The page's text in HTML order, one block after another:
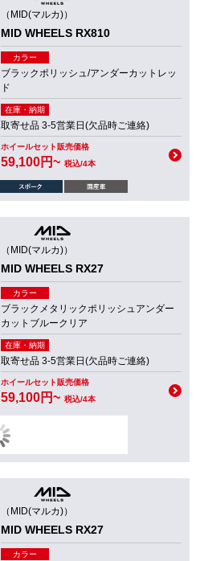
（MID(マルカ)）
MID WHEELS RX810
カラー
ブラックポリッシュ/アンダーカットレッ
ド
在庫・納期
取寄せ品 3-5営業日(欠品時ご連絡)
ホイールセット販売価格
59,100円~ 税込/4本
（MID(マルカ)）
MID WHEELS RX27
カラー
ブラックメタリックポリッシュアンダー
カットブルークリア
在庫・納期
取寄せ品 3-5営業日(欠品時ご連絡)
ホイールセット販売価格
59,100円~ 税込/4本
（MID(マルカ)）
MID WHEELS RX27
カラー